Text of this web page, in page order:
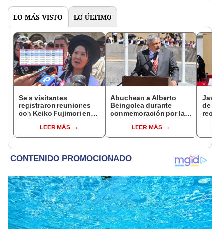
LO MÁS VISTO LO ÚLTIMO
Seis visitantes
registraron reuniones
con Keiko Fujimori en
presidenta se
encontraba en Junín
LEER MÁS
Abuchean a Alberto
Beingolea durante
conmemoración por la
LEER MÁS
de